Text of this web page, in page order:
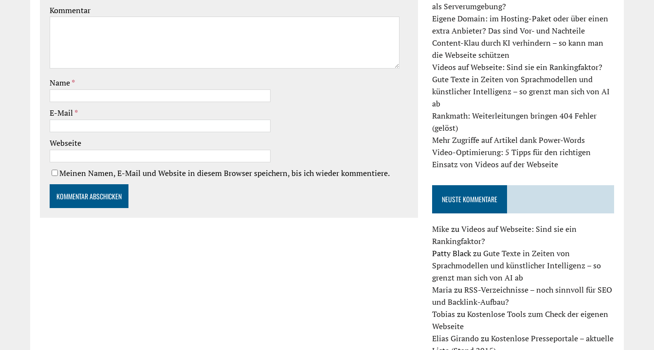
Kommentar
Name*
E-Mail *
Webseite
Meinen Namen, E-Mail und Website in diesem Browser speichern, bis ich wieder kommentiere.
als Serverumgebung?
Eigene Domain: im Hosting-Paket oder über einen
extra Anbieter? Das sind Vor- und Nachteile
Content-Klau durch KI verhindern – so kann man
die Webseite schützen
Videos auf Webseite: Sind sie ein Rankingfaktor?
Gute Texte in Zeiten von Sprachmodellen und
künstlicher Intelligenz – so grenzt man sich von AI
ab
Rankmath: Weiterleitungen bringen 404 Fehler
(gelöst)
Mehr Zugriffe auf Artikel dank Power-Words
Video-Optimierung: 5 Tipps für den richtigen
Einsatz von Videos auf der Webseite
NEUSTE KOMMENTARE
MikezuVideos auf Webseite: Sind sie ein
Rankingfaktor?
Patty BlackzuGute Texte in Zeiten von
Sprachmodellen und künstlicher Intelligenz – so
grenzt man sich von AI ab
MariazuRSS-Verzeichnisse – noch sinnvoll für SEO
und Backlink-Aufbau?
Tobias zuKostenlose Tools zum Check der eigenen
Webseite
Elias GirandozuKostenlose Presseportale – aktuelle